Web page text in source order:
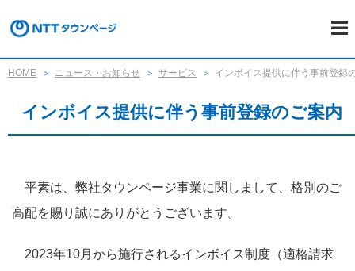
HOME ニュース・お知らせ サービス インボイス提供に伴う事前登録
インボイス提供に伴う事前登録のご案内
平素は、弊社タウンページ事業に関しまして、格別のご
高配を賜り誠にありがとうございます。
2023年10月から施行されるインボイス制度（適格請求